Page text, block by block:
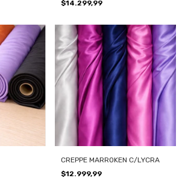
$14.299,99
CREPPE MARROKEN C/LYCRA
$12.999,99